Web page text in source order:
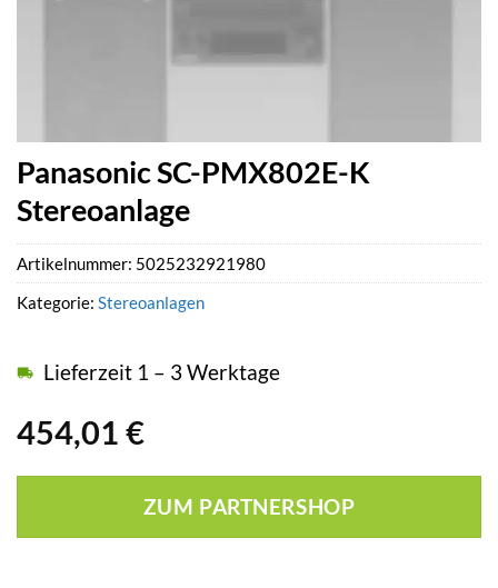
Panasonic SC-PMX802E-K
Stereoanlage
454,01 €
Lieferzeit 1 – 3 Werktage
ZUM PARTNERSHOP
Artikelnummer: 5025232921980
Kategorie: Stereoanlagen